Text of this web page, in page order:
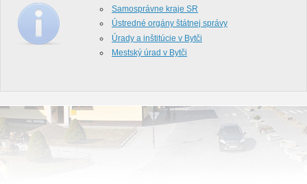
Samosprávne kraje SR
Ústredné orgány štátnej správy
Úrady a inštitúcie v Bytči
Mestský úrad v Bytči